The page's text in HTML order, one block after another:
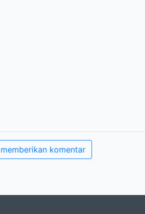
komentar